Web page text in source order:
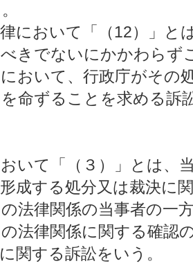
において「（12）」と
きでないにかかわらず
おいて、行政庁がその
命ずることを求める訴
いて「（３）」とは、
成する処分又は裁決に
法律関係の当事者の一
法律関係に関する確認
関する訴訟をいう。